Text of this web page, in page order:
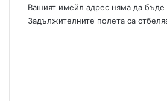
Вашият имейл адрес няма да бъде
Задължителните полета са